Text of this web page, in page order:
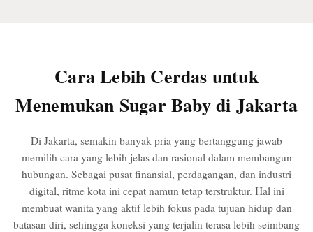
Cara Lebih Cerdas untuk
Menemukan Sugar Baby di Jakarta
Di Jakarta, semakin banyak pria yang bertanggung jawab
memilih cara yang lebih jelas dan rasional dalam membangun
hubungan. Sebagai pusat finansial, perdagangan, dan industri
digital, ritme kota ini cepat namun tetap terstruktur. Hal ini
membuat wanita yang aktif lebih fokus pada tujuan hidup dan
batasan diri, sehingga koneksi yang terjalin terasa lebih seimbang